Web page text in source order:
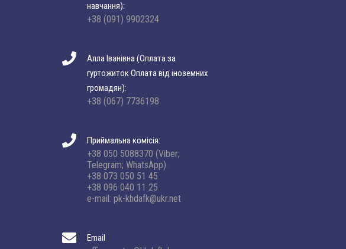
навчання):
+38 (091) 9902324
Алла Іванівна (Оплата за
гуртожиток Оплата від іноземних
громадян):
+38 (067) 7736198
Приймальна комісія:
+38 050 5088370 (Viber;
Telegram; WhatsApp)
+38 073 050 51 45
+38 096 040 11 25
e-mail: pk-khdafk@ukr.net
Email